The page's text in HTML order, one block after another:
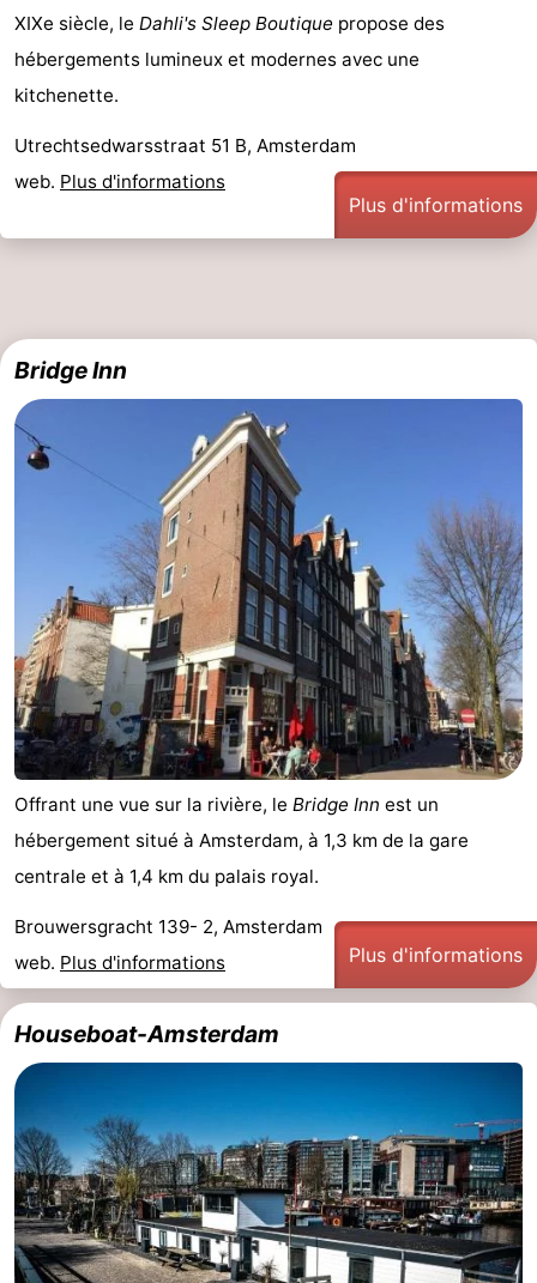
XIXe siècle, le Dahli's Sleep Boutique propose des
hébergements lumineux et modernes avec une
kitchenette.
Utrechtsedwarsstraat 51 B, Amsterdam
web. Plus d'informations
Plus d'informations
Bridge Inn
Offrant une vue sur la rivière, le Bridge Inn est un
hébergement situé à Amsterdam, à 1,3 km de la gare
centrale et à 1,4 km du palais royal.
Brouwersgracht 139- 2, Amsterdam
web. Plus d'informations Plus d'informations
Houseboat-Amsterdam